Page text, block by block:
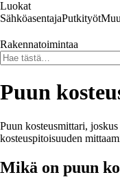
Luokat
SähköasentajaPutkityöt
Rakennatoimintaa
Puun
Puun kosteusmittari,
kosteuspitoisuuden
Mikä on puun